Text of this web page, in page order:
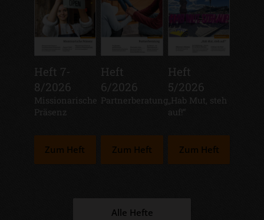
Heft 7-
8/2026
:
Missionarische
Präsenz
Zum Heft
Heft
6/2026
:
Partnerberatung
Zum Heft
Heft
5/2026
:„Hab Mut, steh
auf!“
Zum Heft
Alle Hefte